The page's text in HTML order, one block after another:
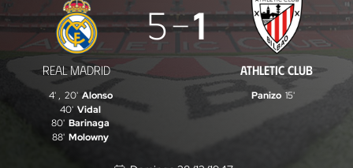
Madrid
-
Athletic
REAL MADRID
5 1
ATHLETIC CLUB
4' , 20' Alonso
40' Vidal
80' Barinaga
88' Molowny
Panizo 15'